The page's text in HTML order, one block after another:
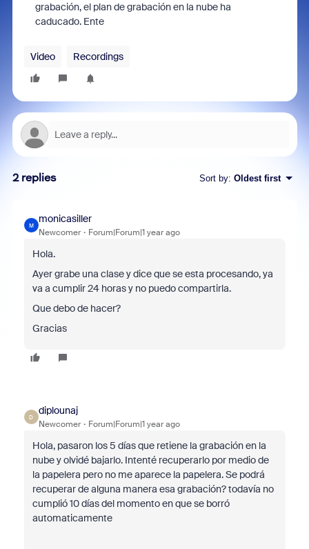
grabación, el plan de grabación en la nube ha
caducado. Ente
Video Recordings
2 replies Sort by: Oldest first
M
monicasiller
Newcomer Forum|Forum|1 year ago
Hola.
Ayer grabe una clase y dice que se esta procesando, ya
va a cumplir 24 horas y no puedo compartirla.
Que debo de hacer?
Gracias
D
diplounaj
Newcomer Forum|Forum|1 year ago
Hola, pasaron los 5 días que retiene la grabación en la
nube y olvidé bajarlo. Intenté recuperarlo por medio de
la papelera pero no me aparece la papelera. Se podrá
recuperar de alguna manera esa grabación? todavía no
cumplió 10 días del momento en que se borró
automaticamente